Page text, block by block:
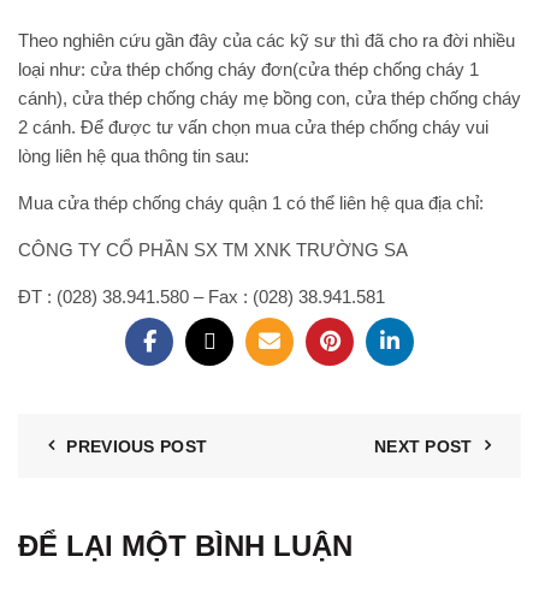
Theo nghiên cứu gần đây của các kỹ sư thì đã cho ra đời nhiều
loại như: cửa thép chống cháy đơn(cửa thép chống cháy 1
cánh), cửa thép chống cháy mẹ bồng con, cửa thép chống cháy
2 cánh. Để được tư vấn chọn mua cửa thép chống cháy vui
lòng liên hệ qua thông tin sau:
Mua cửa thép chống cháy quận 1 có thể liên hệ qua địa chỉ:
CÔNG TY CỔ PHẦN SX TM XNK TRƯỜNG SA
ĐT : (028) 38.941.580 – Fax : (028) 38.941.581
PREVIOUS POST NEXT POST
ĐỂ LẠI MỘT BÌNH LUẬN